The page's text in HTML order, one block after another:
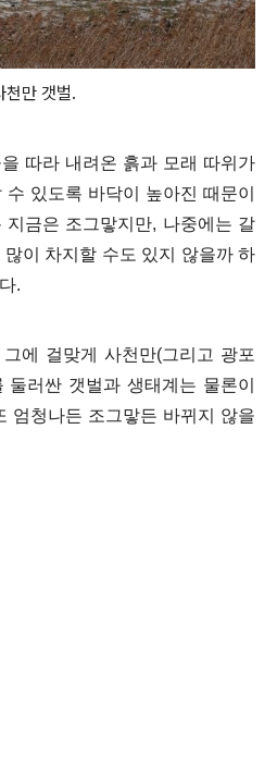
천만 갯벌.
따라 내려온 흙과 모래 따위가
있도록 바닥이 높아진 때문이
지금은 조그맣지만, 나중에는 갈
이 차지할 수도 있지 않을까 하
.
에 걸맞게 사천만(그리고 광포
러싼 갯벌과 생태계는 물론이
엄청나든 조그맣든 바뀌지 않을